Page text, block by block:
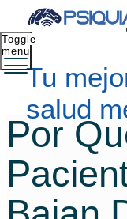
Tu
salud
Toggle
menu
Por